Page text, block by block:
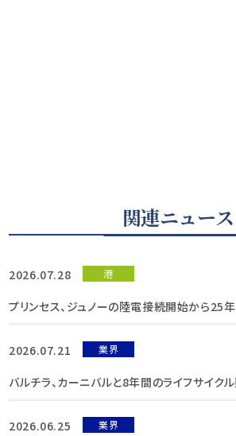
関連ニュース
2026.07.28 港
プリンセス、ジュノーの陸電接続開始から25年
2026.07.21 業界
バルチラ、カーニバルと8年間のライフサイク
2026.06.25 業界